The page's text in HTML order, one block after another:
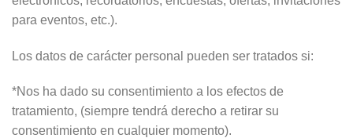
para eventos, etc.).
Los datos de carácter personal pueden ser tratados si:
*Nos ha dado su consentimiento a los efectos de
tratamiento, (siempre tendrá derecho a retirar su
consentimiento en cualquier momento).